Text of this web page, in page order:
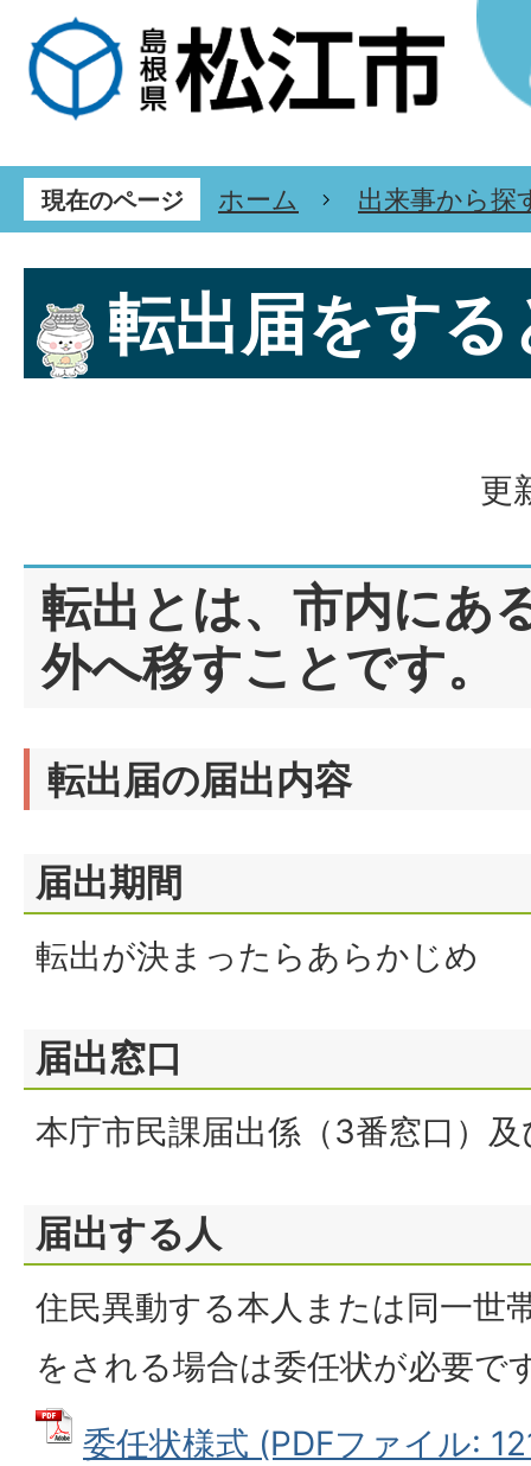
現在のページ ホーム 出来事から探
転出届をす
更
転出とは、市内にあ
外へ移すことです。
転出届の届出内容
届出期間
転出が決まったらあらかじめ
届出窓口
本庁市民課届出係（3番窓口）
届出する人
住民異動する本人または同一世
をされる場合は委任状が必要で
委任状様式 (PDFファイル: